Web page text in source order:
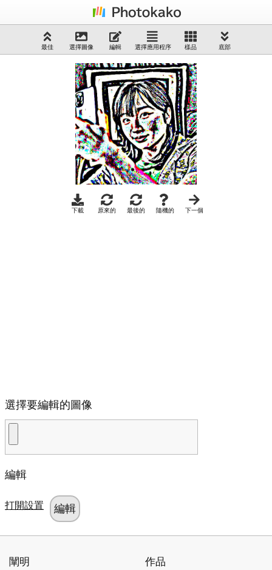
最佳 選擇圖像 編輯 選擇應用程序 樣品 底部
下載 原來的 最後的 隨機的 下一個
選擇要編輯的圖像
編輯
打開設置
闡明 作品